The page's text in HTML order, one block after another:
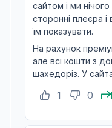
сайтом і ми
сторонні плеєра
їм показувати.
На рахунок
але всі кошти з
шахедоріз. У
1 0